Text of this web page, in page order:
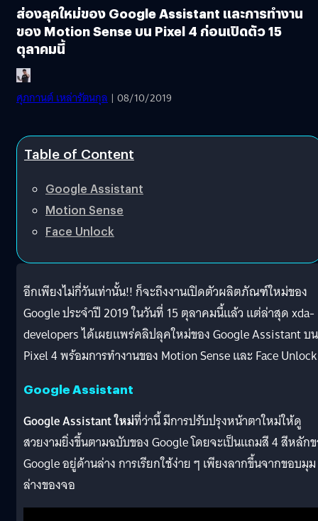
ส่องลุคใหม่ของ Google Assistant และการทำงาน
ของ Motion Sense บน Pixel 4 ก่อนเปิดตัว 15
ตุลาคมนี้
ศุภกานต์ เหล่ารัตนกุล | 08/10/2019
Table of Content
Google Assistant
Motion Sense
Face Unlock
อีกเพียงไม่กี่วันเท่านั้น!! ก็จะถึงงานเปิดตัวผลิตภัณฑ์ใหม่ของ
Google ประจำปี 2019 ในวันที่ 15 ตุลาคมนี้แล้ว แต่ล่าสุด xda-
developers ได้เผยแพร่คลิปลุคใหม่ของ Google Assistant บน
Pixel 4 พร้อมการทำงานของ Motion Sense และ Face Unlock
Google Assistant
Google Assistant ใหม่ที่ว่านี้ มีการปรับปรุงหน้าตาใหม่ให้ดู
สวยงามยิ่งขึ้นตามฉบับของ Google โดยจะเป็นแถมสี 4 สีหลัก
Google อยู่ด้านล่าง การเรียกใช้ง่าย ๆ เพียงลากขึ้นจากขอบมุม
ล่างของจอ